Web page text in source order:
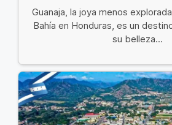
Guanaja, la joya menos
Bahía en Honduras, es un
su belleza...